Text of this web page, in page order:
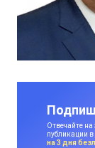
Отвечайте на
публикации
на 3 дня